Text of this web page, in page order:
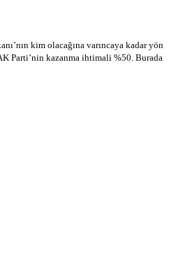
kim olacağına varıncaya kadar yön
Parti’nin kazanma ihtimali %50. Burada